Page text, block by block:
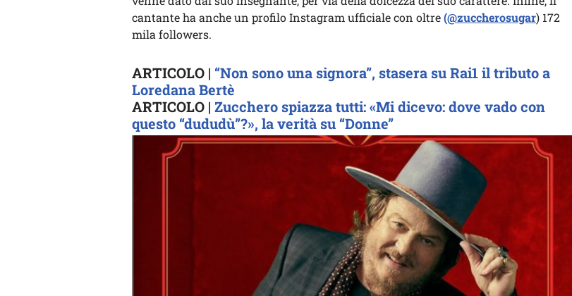
cantante ha anche un profilo Instagram ufficiale con oltre(@zuccherosugar) 172
mila followers.
ARTICOLO | “Non sono una signora”, stasera su Rai1 il tributo a
Loredana Bertè
ARTICOLO | Zucchero spiazza tutti: «Mi dicevo: dove vado con
questo “dududù”?», la verità su “Donne”